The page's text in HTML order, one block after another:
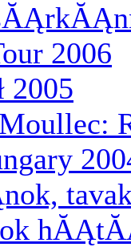
2006
2005